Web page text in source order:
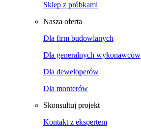
Sklep z próbkami
Nasza oferta
Dla firm budowlanych
Dla generalnych wykonawców
Dla deweloperów
Dla monterów
Skonsultuj projekt
Kontakt z ekspertem